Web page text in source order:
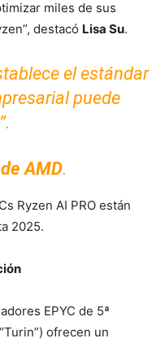
miles de sus
destacó Lisa Su.
el estándar
puede
AMD.
Ryzen AI PRO están
2025.
EPYC de 5ª
ofrecen un